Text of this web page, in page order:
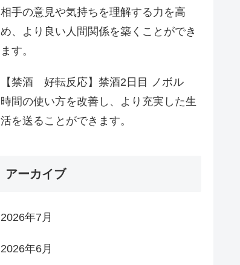
相手の意見や気持ちを理解する力を高
め、より良い人間関係を築くことができ
ます。
【禁酒 好転反応】禁酒2日目 ノボル
時間の使い方を改善し、より充実した生
活を送ることができます。
アーカイブ
2026年7月
2026年6月